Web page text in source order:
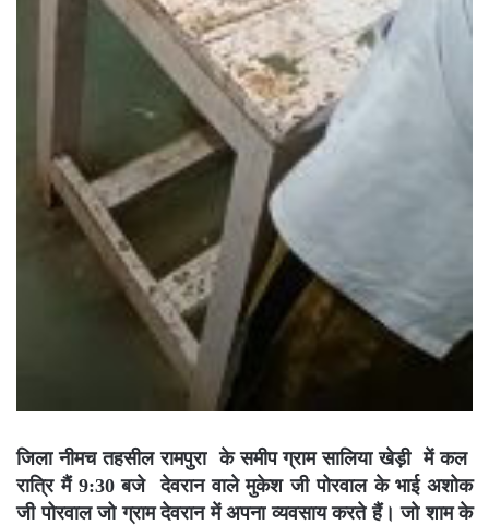
जिला नीमच तहसील रामपुरा के समीप ग्राम सालिया खेड़ी में कल
रात्रि मैं 9:30 बजे देवरान वाले मुकेश जी पोरवाल के भाई अशोक
जी पोरवाल जो ग्राम देवरान में अपना व्यवसाय करते हैं। जो शाम के